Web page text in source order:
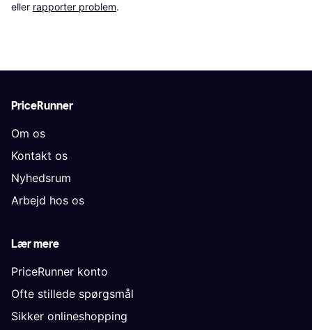
eller rapporter problem.
PriceRunner
Om os
Kontakt os
Nyhedsrum
Arbejd hos os
Lær mere
PriceRunner konto
Ofte stillede spørgsmål
Sikker onlineshopping